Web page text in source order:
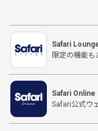
Safari
限定の機能
Safari Online
Safari公式ウ